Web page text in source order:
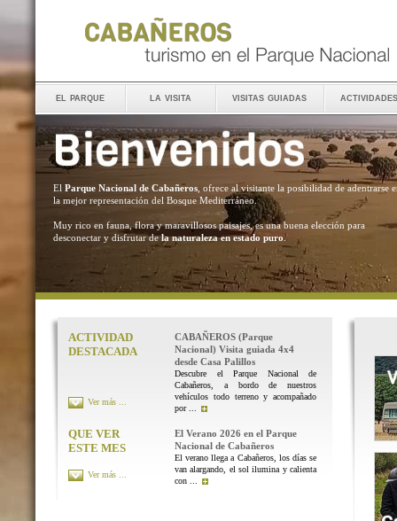
el parque la visita visitas guiadas actividades
El Parque Nacional de Cabañeros , ofrece al visitante la posibilidad de adentrarse
la mejor representación del Bosque Mediterráneo.
Muy rico en fauna, flora y maravillosos paisajes, es una buena elección para
desconectar y disfrutar dela naturaleza en estado puro .
ACTIVIDAD
DESTACADA
CABAÑEROS (Parque
Nacional) Visita guiada 4x4
desde Casa Palillos
Descubre el Parque Nacional de
Cabañeros, a bordo de nuestros
vehículos todo terreno y acompañado
por ...
Ver más ...
QUE VER
ESTE MES
El Verano 2026 en el Parque
Nacional de Cabañeros
El verano llega a Cabañeros, los días se
van alargando, el sol ilumina y calienta
con ...
Ver más ...